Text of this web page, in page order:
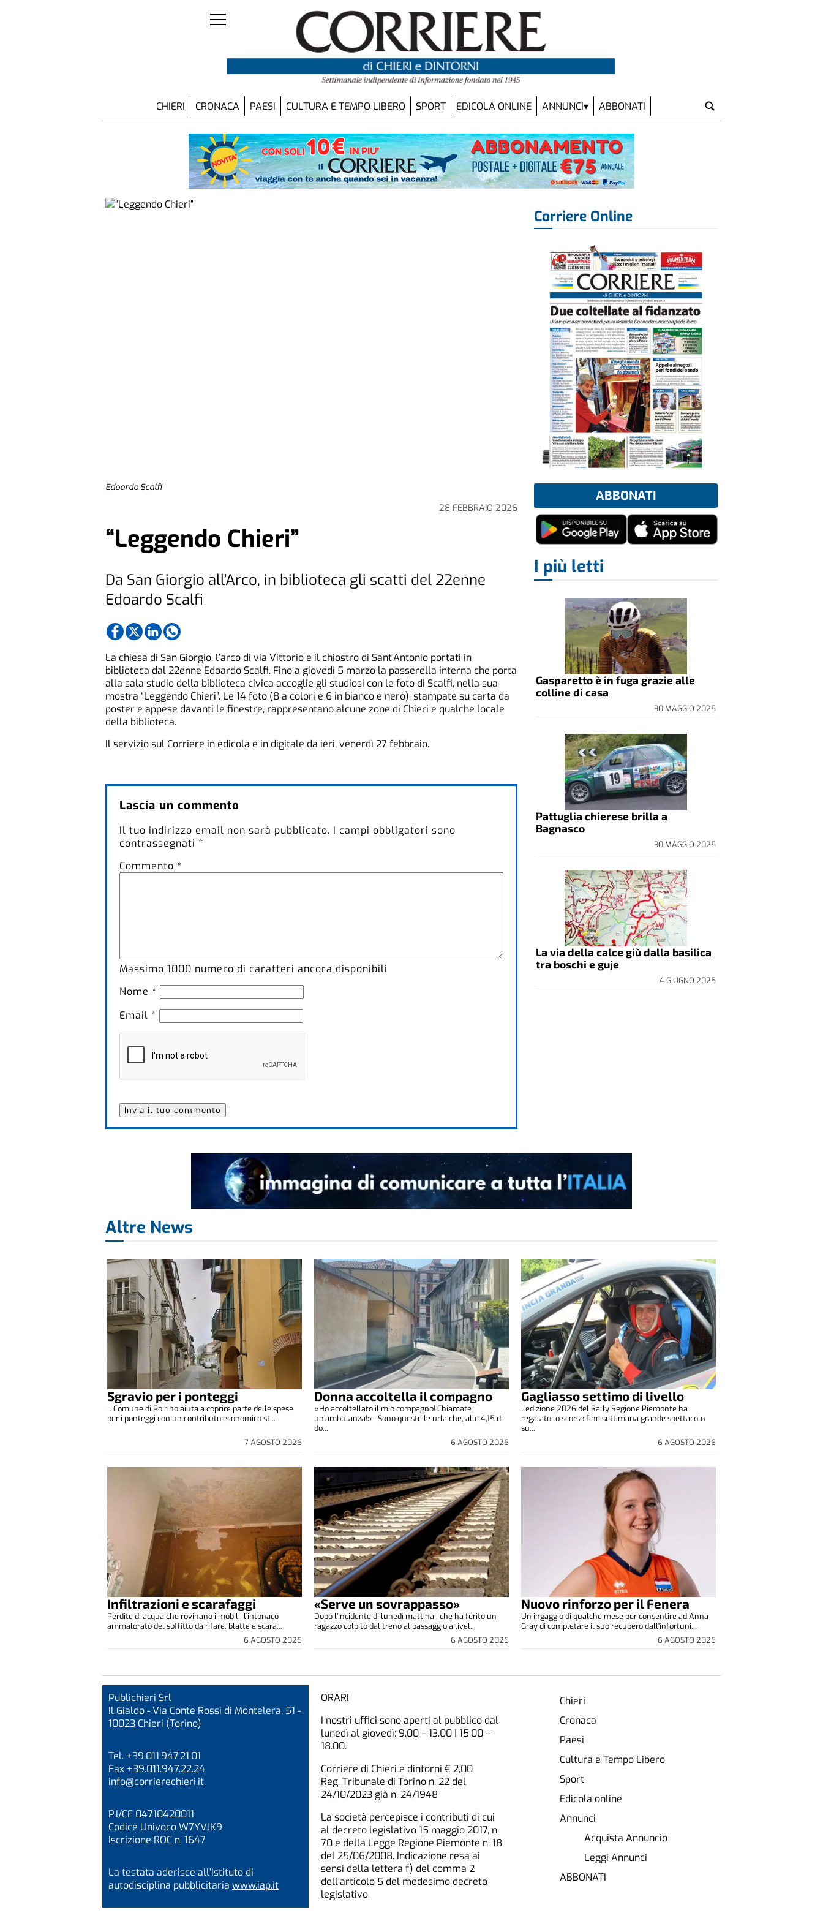
CHIERI CRONACA PAESI CULTURA E TEMPO LIBERO SPORT EDICOLA ONLINE ANNUNCI ABBONATI
Edoardo Scalfi
28 FEBBRAIO 2026
“Leggendo Chieri”
Da San Giorgio all’Arco, in biblioteca gli scatti del 22enne
Edoardo Scalfi
La chiesa di San Giorgio, l’arco di via Vittorio e il chiostro di Sant’Antonio portati in
biblioteca dal 22enne Edoardo Scalfi. Fino a giovedì 5 marzo la passerella interna che porta
alla sala studio della biblioteca civica accoglie gli studiosi con le foto di Scalfi, nella sua
mostra “Leggendo Chieri”. Le 14 foto (8 a colori e 6 in bianco e nero), stampate su carta da
poster e appese davanti le finestre, rappresentano alcune zone di Chieri e qualche locale
della biblioteca.
Il servizio sul Corriere in edicola e in digitale da ieri, venerdì 27 febbraio.
Lascia un commento
Il tuo indirizzo email non sarà pubblicato. I campi obbligatori sono
contrassegnati *
Commento *
Massimo 1000 numero di caratteri ancora disponibili
Nome *
Email *
Corriere Online
ABBONATI
I più letti
Gasparetto è in fuga grazie alle
colline di casa
30 MAGGIO 2025
Pattuglia chierese brilla a
Bagnasco
30 MAGGIO 2025
La via della calce giù dalla basilica
tra boschi e guje
4 GIUGNO 2025
Altre News
Sgravio per i ponteggi
7 AGOSTO 2026
Il Comune di Poirino aiuta a coprire parte delle spese
per i ponteggi con un contributo economico st...
Donna accoltella il compagno
6 AGOSTO 2026
«Ho accoltellato il mio compagno! Chiamate
un’ambulanza!» . Sono queste le urla che, alle 4,15 di
do...
Gagliasso settimo di livello
6 AGOSTO 2026
L’edizione 2026 del Rally Regione Piemonte ha
regalato lo scorso fine settimana grande spettacolo
su...
Infiltrazioni e scarafaggi
6 AGOSTO 2026
Perdite di acqua che rovinano i mobili, l’intonaco
ammalorato del soffitto da rifare, blatte e scara...
«Serve un sovrappasso»
6 AGOSTO 2026
Dopo l’incidente di lunedì mattina , che ha ferito un
ragazzo colpito dal treno al passaggio a livel...
Nuovo rinforzo per il Fenera
6 AGOSTO 2026
Un ingaggio di qualche mese per consentire ad Anna
Gray di completare il suo recupero dall'infortuni...
Publichieri Srl
Il Gialdo - Via Conte Rossi di Montelera, 51 -
10023 Chieri (Torino)
Tel. +39.011.947.21.01
Fax +39.011.947.22.24
info@corrierechieri.it
P.I/CF 04710420011
Codice Univoco W7YVJK9
Iscrizione ROC n. 1647
La testata aderisce all’Istituto di
autodisciplina pubblicitaria www.iap.it
ORARI
I nostri uffici sono aperti al pubblico dal
lunedì al giovedì: 9.00 – 13.00 | 15.00 –
18.00.
Corriere di Chieri e dintorni € 2,00
Reg. Tribunale di Torino n. 22 del
24/10/2023 già n. 24/1948
La società percepisce i contributi di cui
al decreto legislativo 15 maggio 2017, n.
70 e della Legge Regione Piemonte n. 18
del 25/06/2008. Indicazione resa ai
sensi della lettera f) del comma 2
dell’articolo 5 del medesimo decreto
legislativo.
Chieri
Cronaca
Paesi
Cultura e Tempo Libero
Sport
Edicola online
Annunci
Acquista Annuncio
Leggi Annunci
ABBONATI